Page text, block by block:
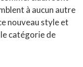
à aucun autre
nouveau style et
catégorie de